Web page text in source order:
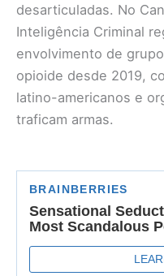
desarticuladas. No
Inteligência Criminal
envolvimento de
opioide desde 2019,
latino-americanos e
traficam armas.